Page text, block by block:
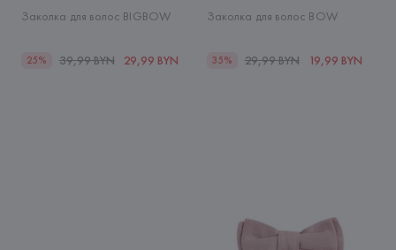
Заколка для волос BIGBOW
25% 39,99 BYN 29,99 BYN
Заколка для волос BOW
35% 29,99 BYN 19,99 BYN